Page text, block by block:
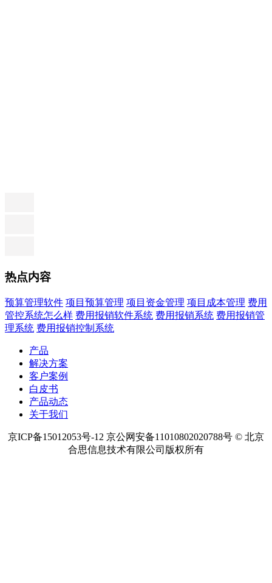
热点内容
预算管理软件 项目预算管理 项目资金管理 项目成本管理 费用
管控系统怎么样 费用报销软件系统 费用报销系统 费用报销管
理系统 费用报销控制系统
产品
解决方案
客户案例
白皮书
产品动态
关于我们
京ICP备15012053号-12 京公网安备11010802020788号 © 北京
合思信息技术有限公司版权所有